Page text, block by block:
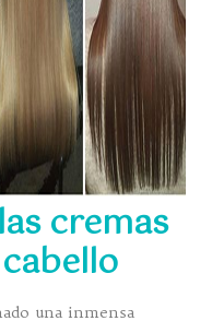
cremas
una inmensa